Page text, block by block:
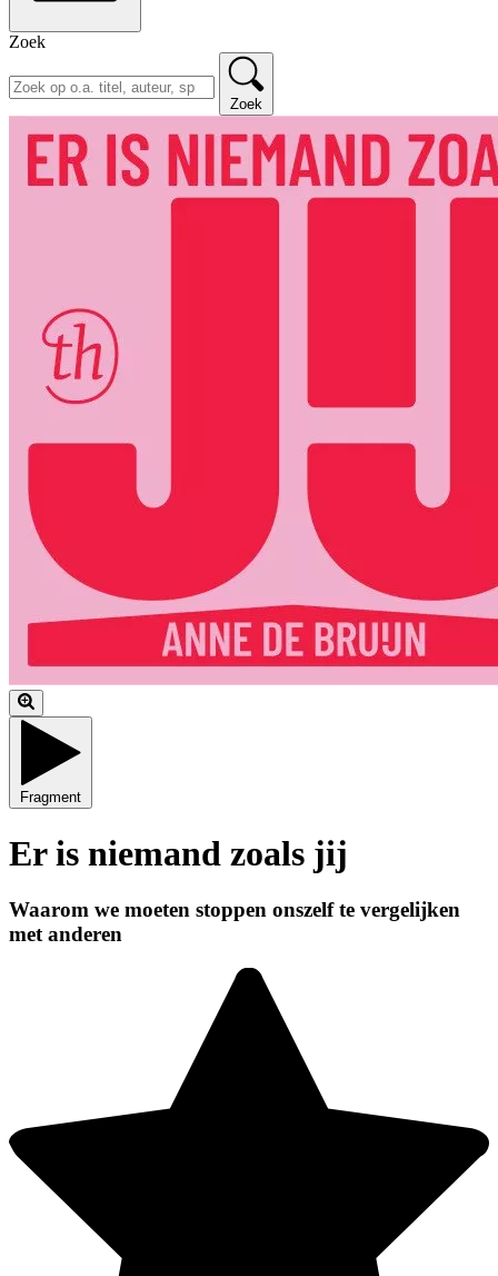
Zoek
Zoek
Fragment
Er is niemand zoals jij
Waarom we moeten stoppen onszelf te vergelijken
met anderen